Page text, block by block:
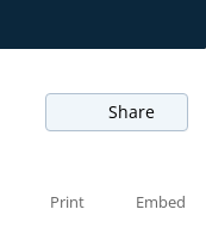
Share
Print Embed